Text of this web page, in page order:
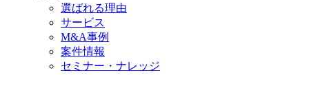
選ばれる理由
サービス
M&A事例
案件情報
セミナー・ナレッジ